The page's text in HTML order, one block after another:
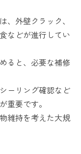
、外壁クラック、
などが進行してい
ると、必要な補修
ーリング確認など
重要です。
維持を考えた大規